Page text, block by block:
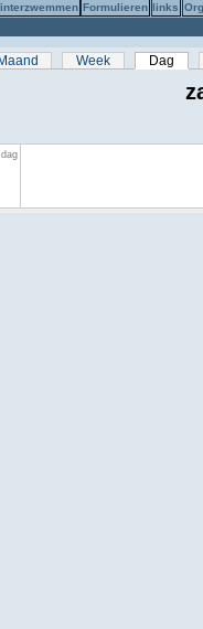
Formulieren links
tabs Week Dag